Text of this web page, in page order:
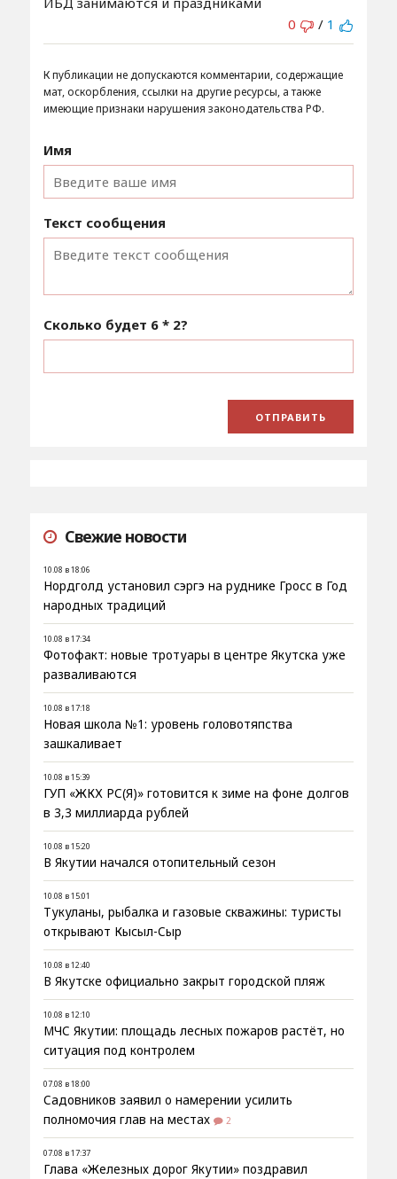
0
/ 1
К публикации не допускаются комментарии, содержащие
мат, оскорбления, ссылки на другие ресурсы, а также
имеющие признаки нарушения законодательства РФ.
Имя
Текст сообщения
Сколько будет 6 * 2?
Свежие новости
10.08 в 18:06
Нордголд установил сэргэ на руднике Гросс в Год
народных традиций
10.08 в 17:34
Фотофакт: новые тротуары в центре Якутска уже
разваливаются
10.08 в 17:18
Новая школа №1: уровень головотяпства
зашкаливает
10.08 в 15:39
ГУП «ЖКХ РС(Я)» готовится к зиме на фоне долгов
в 3,3 миллиарда рублей
10.08 в 15:20
В Якутии начался отопительный сезон
10.08 в 15:01
Тукуланы, рыбалка и газовые скважины: туристы
открывают Кысыл-Сыр
10.08 в 12:40
В Якутске официально закрыт городской пляж
10.08 в 12:10
МЧС Якутии: площадь лесных пожаров растёт, но
ситуация под контролем
07.08 в 18:00
Садовников заявил о намерении усилить
полномочия глав на местах
2
07.08 в 17:37
Глава «Железных дорог Якутии» поздравил